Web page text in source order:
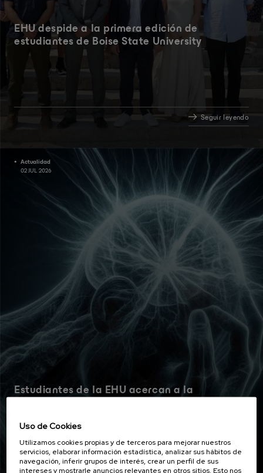
EHU despide a la primera edición de
estudiantes de Boise State University
Seguir leyendo
Actualidad
02 JUL 2026
Estudiantes de la EHU acercan a la
Uso de Cookies
Utilizamos cookies propias y de terceros para mejorar nuestros
servicios, elaborar información estadística, analizar sus hábitos de
navegación, inferir grupos de interés, crear un perfil de sus
intereses y mostrarle anuncios relevantes en otros sitios. Esto nos